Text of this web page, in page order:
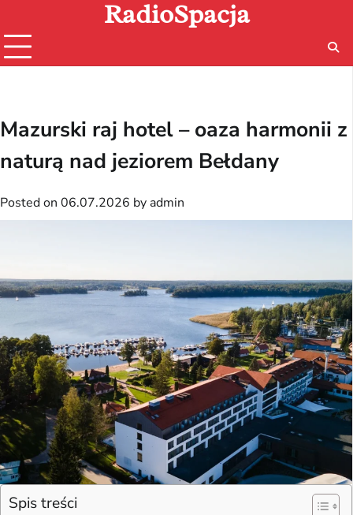
content
RadioSpacja
Mazurski raj hotel – oaza harmonii z
naturą nad jeziorem Bełdany
Posted on 06.07.2026 by admin
Spis treści